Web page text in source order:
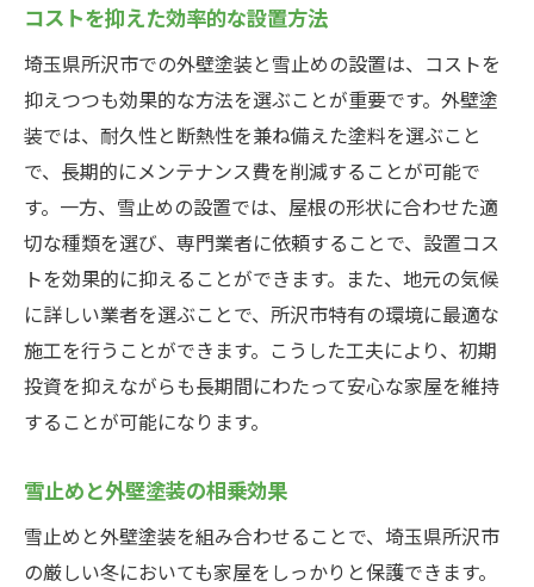
コストを抑えた効率的な設置方法
埼玉県所沢市での外壁塗装と雪止めの設置は、コストを
抑えつつも効果的な方法を選ぶことが重要です。外壁塗
装では、耐久性と断熱性を兼ね備えた塗料を選ぶこと
で、長期的にメンテナンス費を削減することが可能で
す。一方、雪止めの設置では、屋根の形状に合わせた適
切な種類を選び、専門業者に依頼することで、設置コス
トを効果的に抑えることができます。また、地元の気候
に詳しい業者を選ぶことで、所沢市特有の環境に最適な
施工を行うことができます。こうした工夫により、初期
投資を抑えながらも長期間にわたって安心な家屋を維持
することが可能になります。
雪止めと外壁塗装の相乗効果
雪止めと外壁塗装を組み合わせることで、埼玉県所沢市
の厳しい冬においても家屋をしっかりと保護できます。